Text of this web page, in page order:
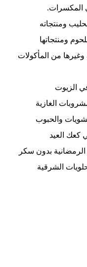
المكسرات.
ومنتجاته
ومنتجاتها
من المأكولات
الزيوت
الغازية
والحبوب
كعك العيد
بدون سكر
الشرقية